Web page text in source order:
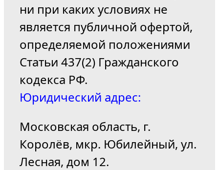
ни при каких условиях не
является публичной офертой,
определяемой положениями
Статьи 437(2) Гражданского
кодекса РФ.
Юридический адрес:
Московская область, г.
Королёв, мкр. Юбилейный, ул.
Лесная, дом 12.